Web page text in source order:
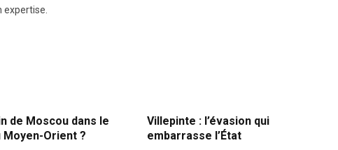
de Moscou dans le
Moyen-Orient ?
Villepinte : l’évasion qui
embarrasse l’État